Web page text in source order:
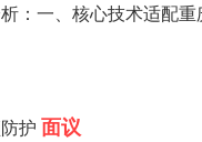
：一、核心技术适配
护 面议